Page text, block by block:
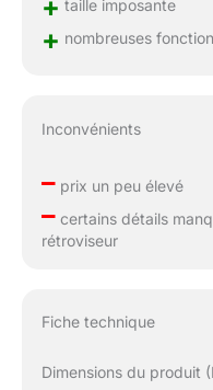
+ taille imposante
+ nombreuses
Inconvénients
–prix un peu élevé
–certains détails
rétroviseur
Fiche technique
Dimensions du produit